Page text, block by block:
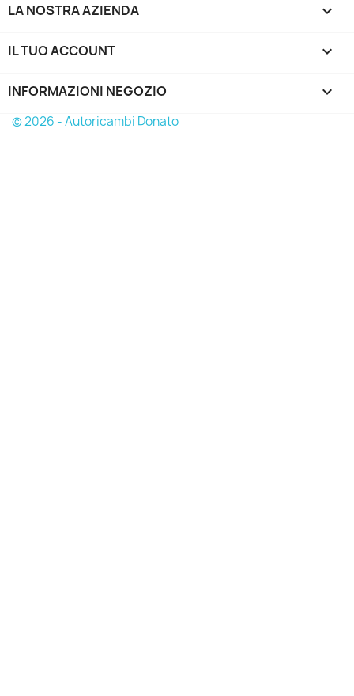
LA NOSTRA AZIENDA 
IL TUO ACCOUNT 
INFORMAZIONI NEGOZIO keyboard_arrow_down
© 2026 - Autoricambi Donato